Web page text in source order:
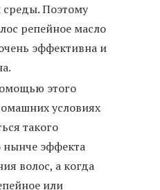
Поэтому
репейное масло
эффективна и
этого
условиях
такого
нынче эффекта
волос, а когда
или